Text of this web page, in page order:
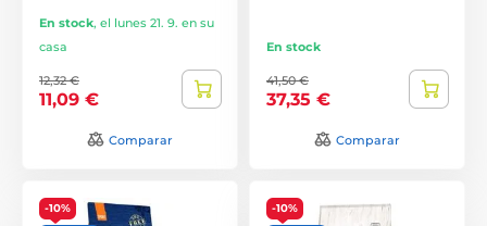
En stock, el lunes 21. 9. en su
casa
12,32 €
11,09 €
Comparar
En stock
41,50 €
37,35 €
Comparar
-10%
-10%